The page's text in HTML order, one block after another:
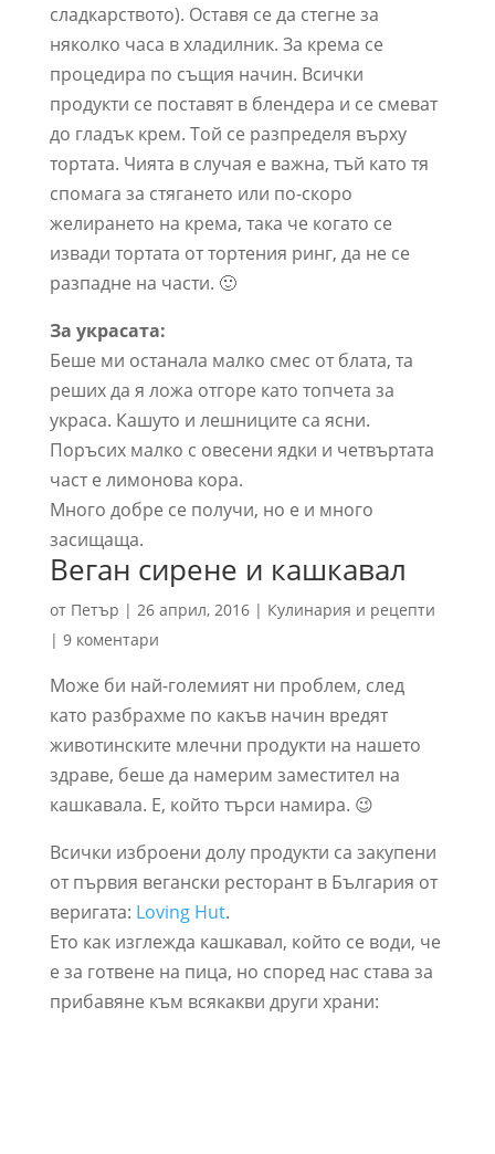
сладкарството). Оставя се да стегне за
няколко часа в хладилник. За крема се
процедира по същия начин. Всички
продукти се поставят в блендера и се смеват
до гладък крем. Той се разпределя върху
тортата. Чията в случая е важна, тъй като тя
спомага за стягането или по-скоро
желирането на крема, така че когато се
извади тортата от тортения ринг, да не се
разпадне на части. 🙂
За украсата:
Беше ми останала малко смес от блата, та
реших да я ложа отгоре като топчета за
украса. Кашуто и лешниците са ясни.
Поръсих малко с овесени ядки и четвъртата
част е лимонова кора.
Много добре се получи, но е и много
засищаща.
Веган сирене и кашкавал
от Петър | 26 април, 2016| Кулинария и рецепти
| 9 коментари
Може би най-големият ни проблем, след
като разбрахме по какъв начин вредят
животинските млечни продукти на нашето
здраве, беше да намерим заместител на
кашкавала. Е, който търси намира. 😉
Всички изброени долу продукти са закупени
от първия вегански ресторант в България от
веригата: Loving Hut.
Ето как изглежда кашкавал, който се води, че
е за готвене на пица, но според нас става за
прибавяне към всякакви други храни: